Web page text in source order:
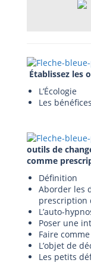
Établissez les
L’Écologie
Les
outils de
comme
Définition
Aborder les
prescription
L’auto-
Poser une
Faire
L’objet de
Les petits